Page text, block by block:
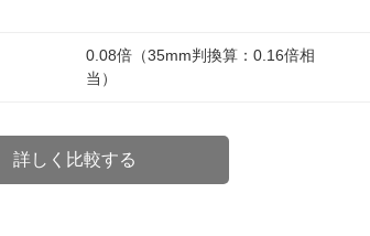
0.08倍（35mm判換算：0.16倍相
当）
詳しく比較する